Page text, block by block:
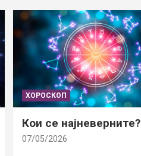
ХОРОСКОП
Кои се најневерните?
07/05/2026